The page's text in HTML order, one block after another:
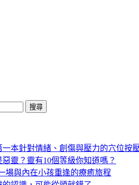
本針對情緒、創傷與壓力的穴位按壓
靈？靈有10個等級你知道嗎？
場與內在小孩重逢的療癒旅程